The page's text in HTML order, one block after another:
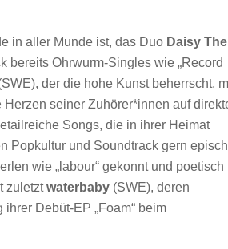
in aller Munde ist, das Duo Daisy The
bereits Ohrwurm-Singles wie „Record
der die hohe Kunst beherrscht,
seiner Zuhörer*innen auf
Songs, die in ihrer Heimat
Popkultur und Soundtrack gern
wie „labour“ gekonnt und poetisch
zuletztwaterbaby (SWE), deren
Debüt-EP „Foam“ beim